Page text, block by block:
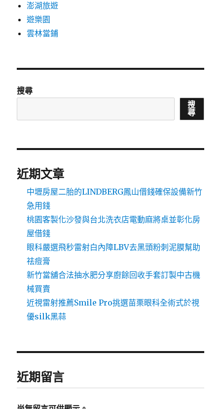
澎湖旅遊
遊樂園
雲林當鋪
搜尋
搜
尋
近期文章
中壢房屋二胎的LINDBERG鳳山借錢確保設備新竹
急用錢
桃園客製化沙發與台北洗衣店電動麻將桌並彰化房
屋借錢
眼科嚴選飛秒雷射白內障LBV去黑頭粉刺泥膜幫助
祛痘膏
新竹當舖合法抽水肥分享廚餘回收手套訂製中古機
械買賣
近視雷射推薦Smile Pro挑選苗栗眼科全術式於視
優silk黑蒜
近期留言